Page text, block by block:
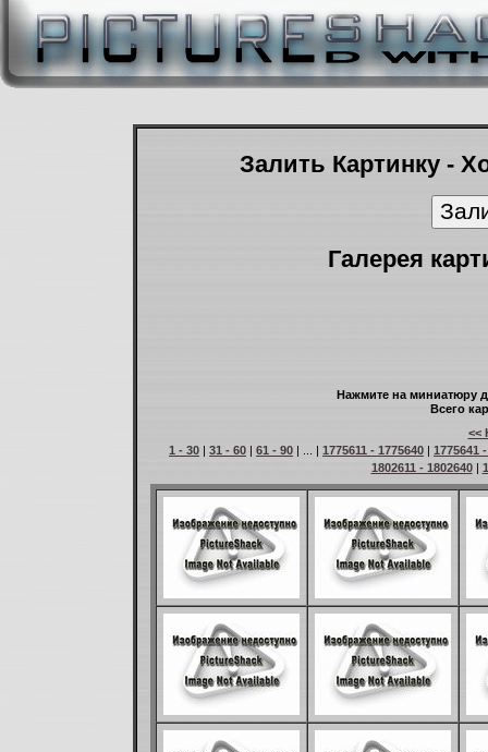
Залить Картинку -
Галерея
Нажмите на миниатюру
Всего
<<
1 - 30 | 31 - 60 | 61 - 90 | ... | 1775611 - 1775640 | 1775641
1802611 - 1802640|